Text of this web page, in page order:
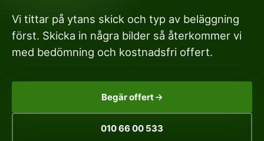
Vi tittar på ytans skick och typ av beläggning
först. Skicka in några bilder så återkommer vi
med bedömning och kostnadsfri offert.
Begär offert
010 66 00 533